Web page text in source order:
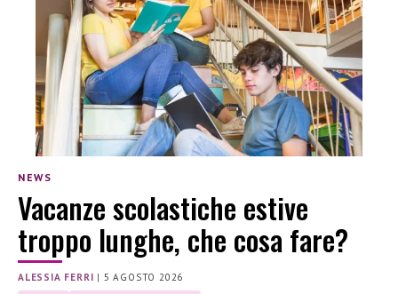
NEWS
Vacanze scolastiche estive
troppo lunghe, che cosa fare?
ALESSIA FERRI | 5 AGOSTO 2026